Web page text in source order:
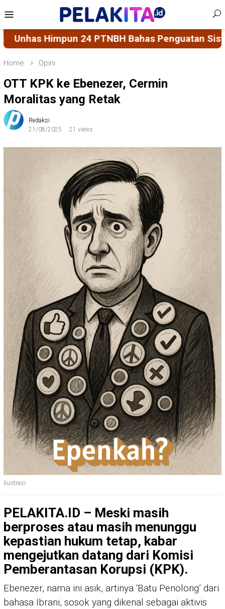
to
content
Menu
Bahas Penguatan Sistem Penjaminan Mutu
Home Opini
OTT KPK ke Ebenezer, Cermin
Moralitas yang Retak
Redaksi
21/08/2025
21 views
Ilustrasi
PELAKITA.ID – Meski masih
berproses atau masih menunggu
kepastian hukum tetap, kabar
mengejutkan datang dari Komisi
Pemberantasan Korupsi (KPK).
Ebenezer, nama ini asik, artinya ‘Batu Penolong’ dari
bahasa Ibrani, sosok yang dikenal sebagai aktivis